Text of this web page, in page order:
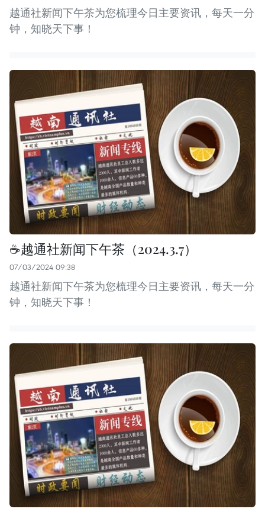
越通社新闻下午茶为您梳理今日主要资讯，每天一分
钟，知晓天下事！
☕️越通社新闻下午茶（2024.3.7）
07/03/2024 09:38
越通社新闻下午茶为您梳理今日主要资讯，每天一分
钟，知晓天下事！